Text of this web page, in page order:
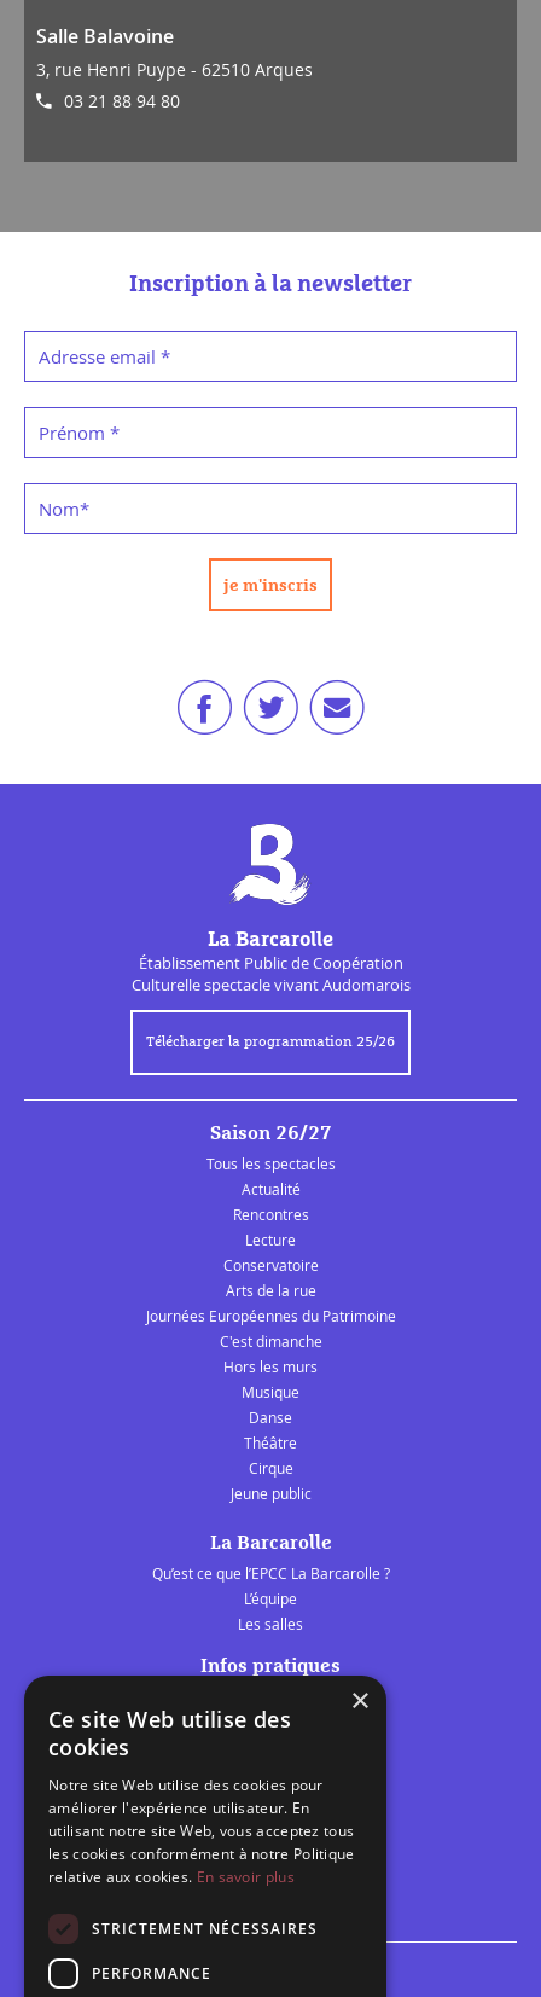
Salle Balavoine
3, rue Henri Puype - 62510 Arques
03 21 88 94 80
Inscription à la newsletter
Adresse email *
Prénom *
Nom*
La Barcarolle
Établissement Public deCoopération
Culturellespectacle vivant Audomarois
Télécharger la programmation 25/26
Saison 26/27
Tous les spectacles
Actualité
Rencontres
Lecture
Conservatoire
Arts de la rue
Journées Européennes du Patrimoine
C'est dimanche
Hors les murs
Musique
Danse
Théâtre
Cirque
Jeune public
La Barcarolle
Qu’est ce que l’EPCC La Barcarolle ?
L’équipe
Les salles
Infos pratiques
Les belles scènes audomaroises
Calendrier
Programme des spectacles
Brèves
Espace scolaire
×
Ce site Web utilise des
cookies
Notre site Web utilise des cookies pour
améliorer l'expérience utilisateur. En
utilisant notre site Web, vous acceptez tous
les cookies conformément à notre Politique
relative aux cookies. En savoir plus
STRICTEMENT NÉCESSAIRES
PERFORMANCE